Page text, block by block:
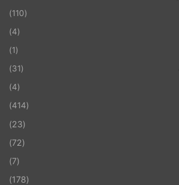
(110)
(4)
(1)
(31)
(4)
(414)
(23)
(72)
(7)
(178)